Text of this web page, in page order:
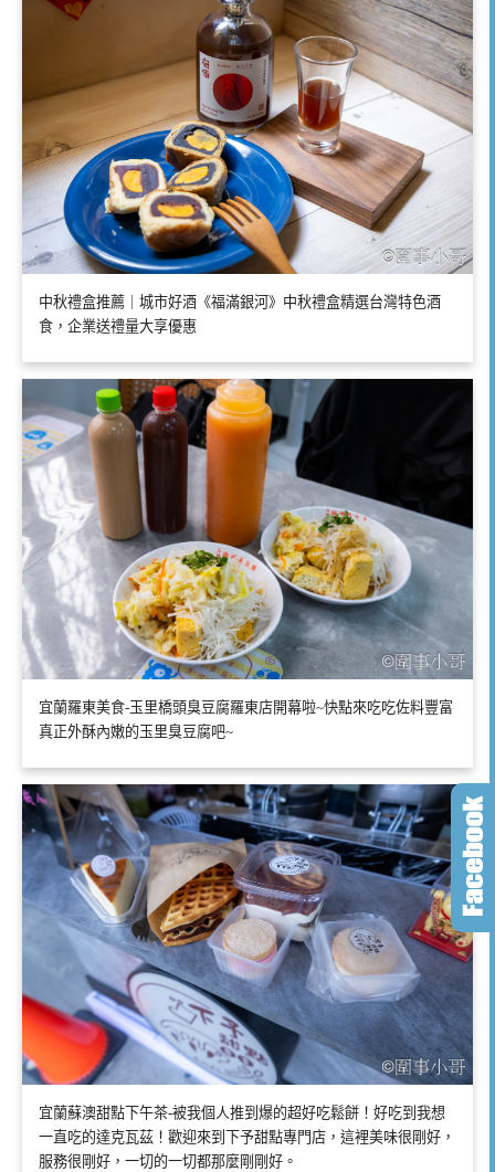
中秋禮盒推薦｜城市好酒《福滿銀河》中秋禮盒精選台灣特色酒
食，企業送禮量大享優惠
宜蘭羅東美食-玉里橋頭臭豆腐羅東店開幕啦~快點來吃吃佐料豐富
真正外酥內嫩的玉里臭豆腐吧~
宜蘭蘇澳甜點下午茶-被我個人推到爆的超好吃鬆餅！好吃到我想
一直吃的達克瓦茲！歡迎來到下予甜點專門店，這裡美味很剛好，
服務很剛好，一切的一切都那麼剛剛好。